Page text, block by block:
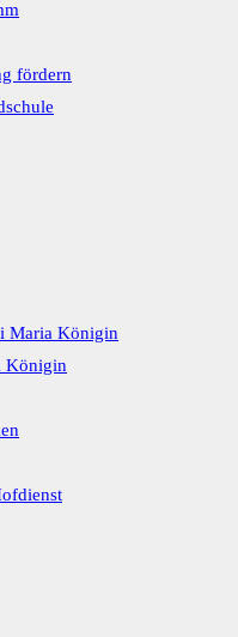
fördern
Maria Königin
Königin